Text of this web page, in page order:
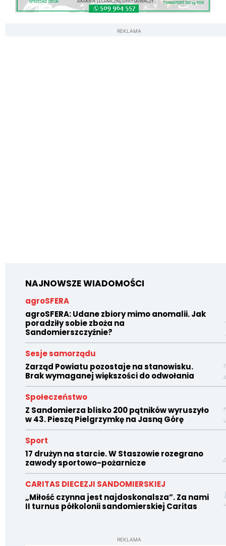
REKLAMA
NAJNOWSZE WIADOMOŚCI
agroSFERA
agroSFERA: Udane zbiory mimo anomalii. Jak
poradziły sobie zboża na
Sandomierszczyźnie?
Sesje samorządu
Zarząd Powiatu pozostaje na stanowisku.
Brak wymaganej większości do odwołania
Społeczeństwo
Z Sandomierza blisko 200 pątników wyruszyło
w 43. Pieszą Pielgrzymkę na Jasną Górę
Sport
17 drużyn na starcie. W Staszowie rozegrano
zawody sportowo-pożarnicze
CARITAS DIECEZJI SANDOMIERSKIEJ
„Miłość czynna jest najdoskonalsza”. Za nami
II turnus półkolonii sandomierskiej Caritas
REKLAMA